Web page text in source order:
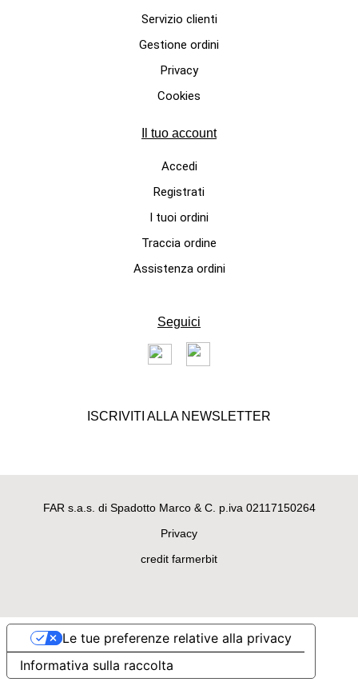
Servizio clienti
Gestione ordini
Privacy
Cookies
Il tuo account
Accedi
Registrati
I tuoi ordini
Traccia ordine
Assistenza ordini
Seguici
ISCRIVITI ALLA NEWSLETTER
FAR s.a.s. di Spadotto Marco & C. p.iva 02117150264
Privacy
credit farmerbit
Informativa sulla raccolta
Le tue preferenze relative alla privacy